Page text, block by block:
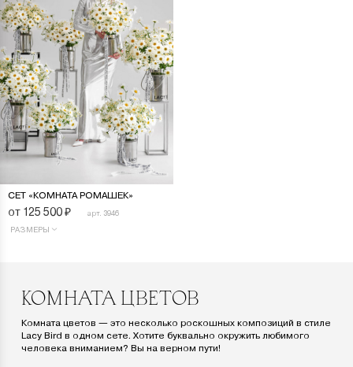
СЕТ «КОМНАТА РОМАШЕК»
от 125 500₽ арт. 3946
РАЗМЕРЫ
КОМНАТА ЦВЕТОВ
Комната цветов — это несколько роскошных композиций в стиле
Lacy Bird в одном сете. Хотите буквально окружить любимого
человека вниманием? Вы на верном пути!